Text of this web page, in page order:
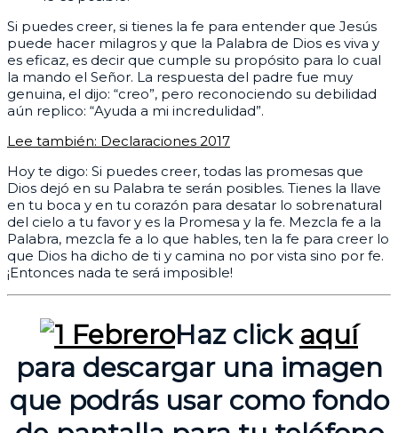
Si puedes creer, si tienes la fe para entender que Jesús
puede hacer milagros y que la Palabra de Dios es viva y
es eficaz, es decir que cumple su propósito para lo cual
la mando el Señor. La respuesta del padre fue muy
genuina, el dijo: “creo”, pero reconociendo su debilidad
aún replico: “Ayuda a mi incredulidad”.
Lee también: Declaraciones 2017
Hoy te digo: Si puedes creer, todas las promesas que
Dios dejó en su Palabra te serán posibles. Tienes la llave
en tu boca y en tu corazón para desatar lo sobrenatural
del cielo a tu favor y es la Promesa y la fe. Mezcla fe a la
Palabra, mezcla fe a lo que hables, ten la fe para creer lo
que Dios ha dicho de ti y camina no por vista sino por fe.
¡Entonces nada te será imposible!
Haz click aquí
para descargar una imagen
que podrás usar como fondo